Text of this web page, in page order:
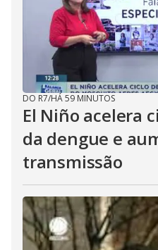
DO R7/HÁ 59 MINUTOS
El Niño acelera
da dengue e
transmissão